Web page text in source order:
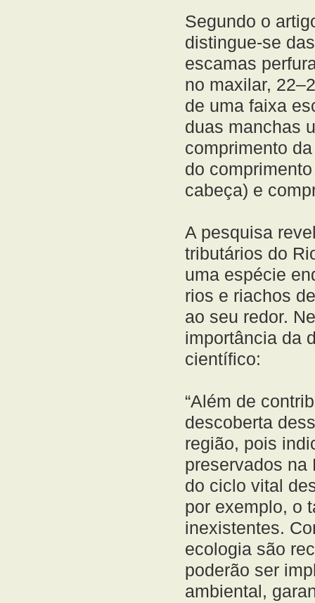
Segundo o
distingue-se
escamas
no maxilar,
de uma faixa
duas manchas
comprimento
do
cabeça) e
A pesquisa
tributários do
uma espécie
rios e riachos
ao seu redor.
importância da
científico:
“Além de
descoberta
região, pois
preservados na
do ciclo vital
por exemplo, o
inexistentes.
ecologia são
poderão ser
ambiental,